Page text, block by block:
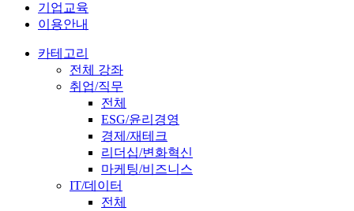
기업교육
이용안내
카테고리
전체 강좌
취업/직무
전체
ESG/윤리경영
경제/재테크
리더십/변화혁신
마케팅/비즈니스
IT/데이터
전체